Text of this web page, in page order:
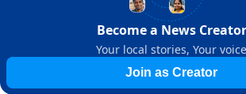
Become a News Creator
Your local stories, Your voice
Join as Creator